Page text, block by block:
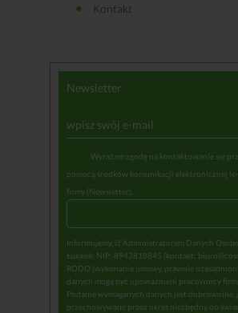
Kontakt
Newsletter
Wyrażam zgodę na kontaktowanie się
pomocą środków komunikacji elektronicznej
firmy (Newsletter).
Informujemy, iż Administratorem Danych
Łukasik, NIP: 8942818845 (kontakt:
RODO (wykonanie umowy, prawnie
danych mogą być upoważnieni pracownicy
Podanie wymaganych danych jest
przechowywane przez okres niezbędny do